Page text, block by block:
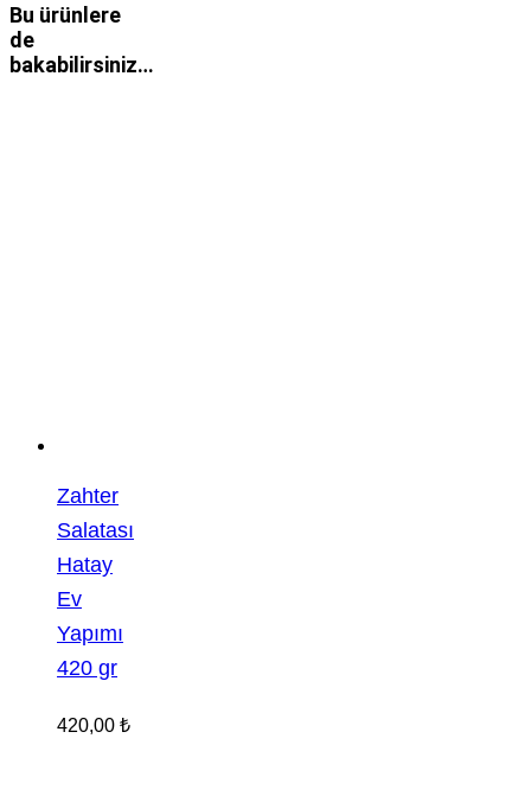
Bu ürünlere
de
bakabilirsiniz…
Zahter
Salatası
Hatay
Ev
Yapımı
420 gr
420,00 ₺